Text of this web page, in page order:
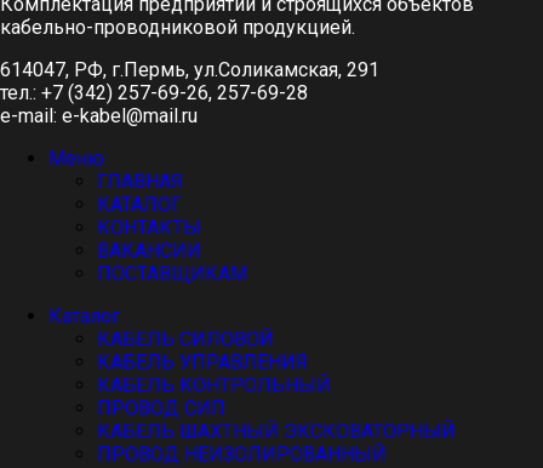
кабельно-проводниковой продукцией.
614047, РФ, г.Пермь, ул.Соликамская, 291
тел.: +7 (342) 257-69-26, 257-69-28
e-mail: e-kabel@mail.ru
Меню
ГЛАВНАЯ
КАТАЛОГ
КОНТАКТЫ
ВАКАНСИИ
ПОСТАВЩИКАМ
Каталог
КАБЕЛЬ СИЛОВОЙ
КАБЕЛЬ УПРАВЛЕНИЯ
КАБЕЛЬ КОНТРОЛЬНЫЙ
ПРОВОД СИП
КАБЕЛЬ ШАХТНЫЙ ЭКСКОВАТОРНЫЙ
ПРОВОД НЕИЗОЛИРОВАННЫЙ